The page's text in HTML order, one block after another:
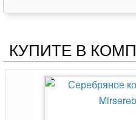
КУПИТЕ В